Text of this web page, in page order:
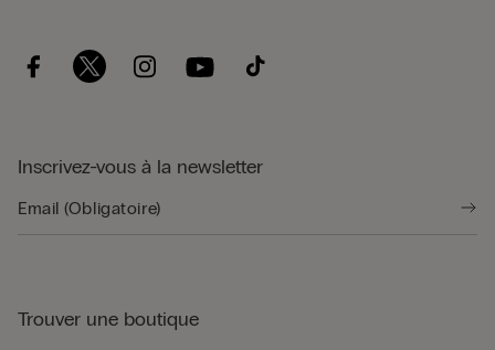
Inscrivez-vous à la newsletter
Trouver une boutique